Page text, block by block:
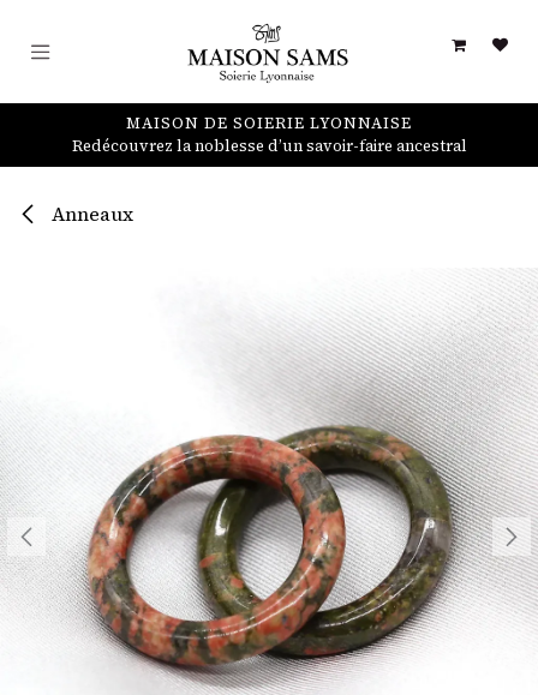
MAISON DE SOIERIE LYONNAISE
Redécouvrez la noblesse d’un savoir-faire ancestral
Anneaux